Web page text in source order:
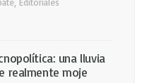
una lluvia
realmente moje